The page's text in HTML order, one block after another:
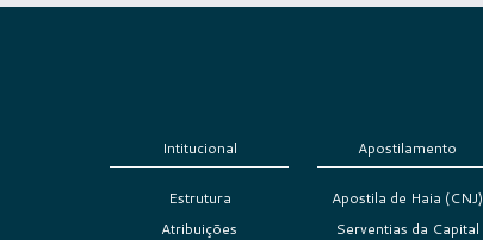
Intitucional
Estrutura
Atribuições
Apostilamento
Apostila de Haia (CNJ)
Serventias da Capital